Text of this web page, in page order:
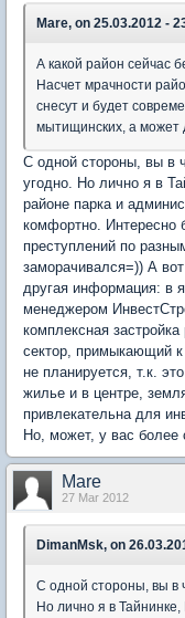
Mare, on 25.03.2012 -
А какой район сейчас
Насчет мрачности
снесут и будет
мытищинских, а может
С одной стороны, вы в
угодно. Но лично я в
районе парка и
комфортно. Интересно
преступлений по
заморачивался=)) А
другая информация: в
менеджером
комплексная
сектор, примыкающий
не планируется, т.к.
жилье и в центре,
привлекательна для
Но, может, у вас более
Mare
27 Mar 2012
DimanMsk, on
С одной стороны, вы в
Но лично я в